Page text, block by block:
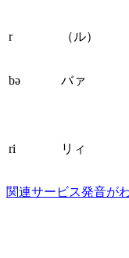
r
（ル）
bə バァ
ri リィ
関連サービス発音が